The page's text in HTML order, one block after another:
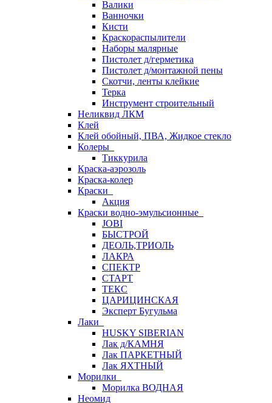
Валики
Ванночки
Кисти
Краскораспылители
Наборы малярные
Пистолет д/герметика
Пистолет д/монтажной пены
Скотчи, ленты клейкие
Терка
Инструмент строительный
Неликвид ЛКМ
Клей
Клей обойный, ПВА, Жидкое стекло
Колеры
Тиккурила
Краска-аэрозоль
Краска-колер
Краски
Акция
Краски водно-эмульсионные
JOBI
БЫСТРОЙ
ДЕОЛЬ,ТРИОЛЬ
ЛАКРА
СПЕКТР
СТАРТ
ТЕКС
ЦАРИЦИНСКАЯ
Эксперт Бугульма
Лаки
HUSKY SIBERIAN
Лак д/КАМНЯ
Лак ПАРКЕТНЫЙ
Лак ЯХТНЫЙ
Морилки
Морилка ВОДНАЯ
Неомид